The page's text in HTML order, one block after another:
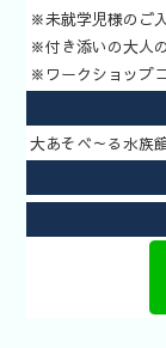
※未就学児様のご
※付き添いの大人
※ワークショップ
大あそべ～る水族